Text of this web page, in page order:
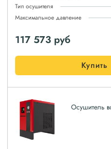
Тип осушителя
Максимальное давление
117 573 руб
Купить
Осушитель